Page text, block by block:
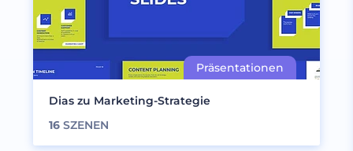
Dias zu Marketing-Strategie
16 SZENEN